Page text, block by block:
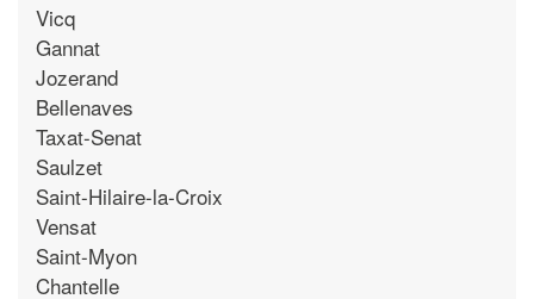
Vicq
Gannat
Jozerand
Bellenaves
Taxat-Senat
Saulzet
Saint-Hilaire-la-Croix
Vensat
Saint-Myon
Chantelle